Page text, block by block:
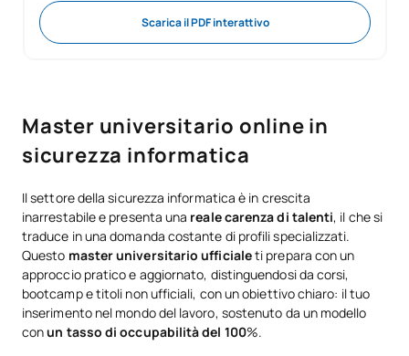
Scarica il PDF interattivo
Master universitario online in
sicurezza informatica
Il settore della sicurezza informatica è in crescita
inarrestabile e presenta una reale carenza di talenti, il che si
traduce in una domanda costante di profili specializzati.
Questo master universitario ufficialeti prepara con un
approccio pratico e aggiornato, distinguendosi da corsi,
bootcamp e titoli non ufficiali, con un obiettivo chiaro: il tuo
inserimento nel mondo del lavoro, sostenuto da un modello
conun tasso di occupabilità del 100%.